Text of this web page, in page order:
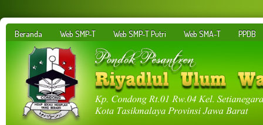
Beranda Web SMP-T Web SMP-T Putri Web SMA-T PPDB